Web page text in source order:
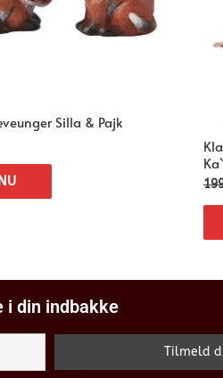
Silla & Pajk
i din indbakke